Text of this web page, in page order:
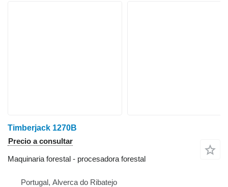
Timberjack 1270B
Precio a consultar
Maquinaria forestal - procesadora forestal
Portugal, Alverca do Ribatejo